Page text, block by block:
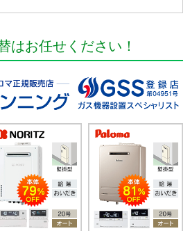
はお任せください！